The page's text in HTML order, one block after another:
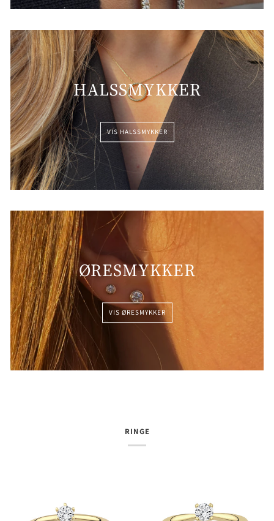
HALSSMYKKER
VIS HALSSMYKKER
ØRESMYKKER
VIS ØRESMYKKER
RINGE